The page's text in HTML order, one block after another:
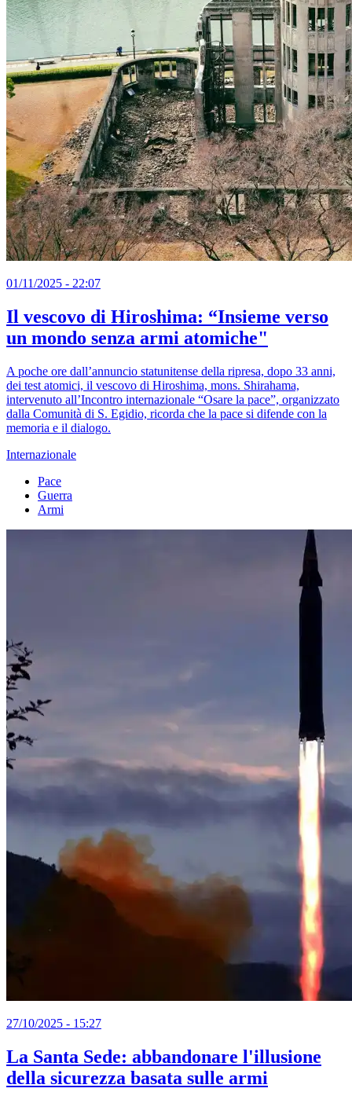
01/11/2025 - 22:07
Il vescovo di Hiroshima: “Insieme verso
un mondo senza armi atomiche"
A poche ore dall’annuncio statunitense della ripresa, dopo 33 anni,
dei test atomici, il vescovo di Hiroshima, mons. Shirahama,
intervenuto all’Incontro internazionale “Osare la pace”, organizzato
dalla Comunità di S. Egidio, ricorda che la pace si difende con la
memoria e il dialogo.
Internazionale
Pace
Guerra
Armi
27/10/2025 - 15:27
La Santa Sede: abbandonare l'illusione
della sicurezza basata sulle armi